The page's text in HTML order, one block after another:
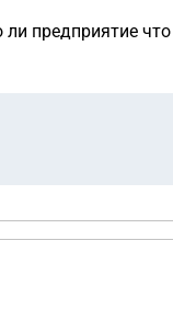
предприятие